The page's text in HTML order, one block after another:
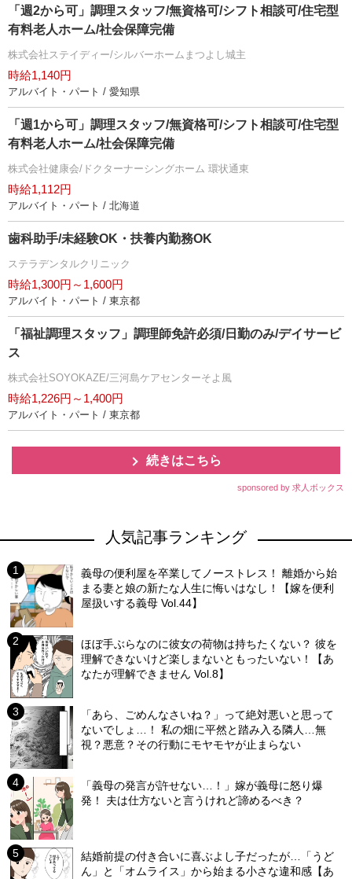
「週2から可」調理スタッフ/無資格可/シフト相談可/住宅型
有料老人ホーム/社会保障完備
株式会社ステイディー/シルバーホームまつよし城主
時給1,140円
アルバイト・パート / 愛知県
「週1から可」調理スタッフ/無資格可/シフト相談可/住宅型
有料老人ホーム/社会保障完備
株式会社健康会/ドクターナーシングホーム 環状通東
時給1,112円
アルバイト・パート / 北海道
歯科助手/未経験OK・扶養内勤務OK
ステラデンタルクリニック
時給1,300円～1,600円
アルバイト・パート / 東京都
「福祉調理スタッフ」調理師免許必須/日勤のみ/デイサービ
ス
株式会社SOYOKAZE/三河島ケアセンターそよ風
時給1,226円～1,400円
アルバイト・パート / 東京都
続きはこちら
sponsored by 求人ボックス
人気記事ランキング
義母の便利屋を卒業してノーストレス！ 離婚から始
まる妻と娘の新たな人生に悔いはなし！【嫁を便利
屋扱いする義母 Vol.44】
ほぼ手ぶらなのに彼女の荷物は持ちたくない？ 彼を
理解できないけど楽しまないともったいない！【あ
なたが理解できません Vol.8】
「あら、ごめんなさいね？」って絶対悪いと思って
ないでしょ…！ 私の畑に平然と踏み入る隣人…無
視？悪意？その行動にモヤモヤが止まらない
「義母の発言が許せない…！」嫁が義母に怒り爆
発！ 夫は仕方ないと言うけれど諦めるべき？
結婚前提の付き合いに喜ぶよし子だったが…「うど
ん」と「オムライス」から始まる小さな違和感【あ